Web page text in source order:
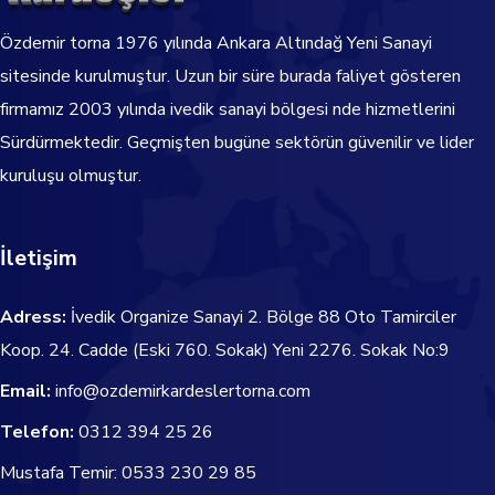
Özdemir torna 1976 yılında Ankara Altındağ Yeni Sanayi
sitesinde kurulmuştur. Uzun bir süre burada faliyet gösteren
firmamız 2003 yılında ivedik sanayi bölgesi nde hizmetlerini
Sürdürmektedir. Geçmişten bugüne sektörün güvenilir ve lider
kuruluşu olmuştur.
İletişim
Adress: İvedik Organize Sanayi 2. Bölge 88 Oto Tamirciler
Koop. 24. Cadde (Eski 760. Sokak) Yeni 2276. Sokak No:9
Email: info@ozdemirkardeslertorna.com
Telefon: 0312 394 25 26
Mustafa Temir: 0533 230 29 85